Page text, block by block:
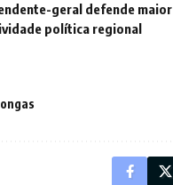
geral defende maior
política regional